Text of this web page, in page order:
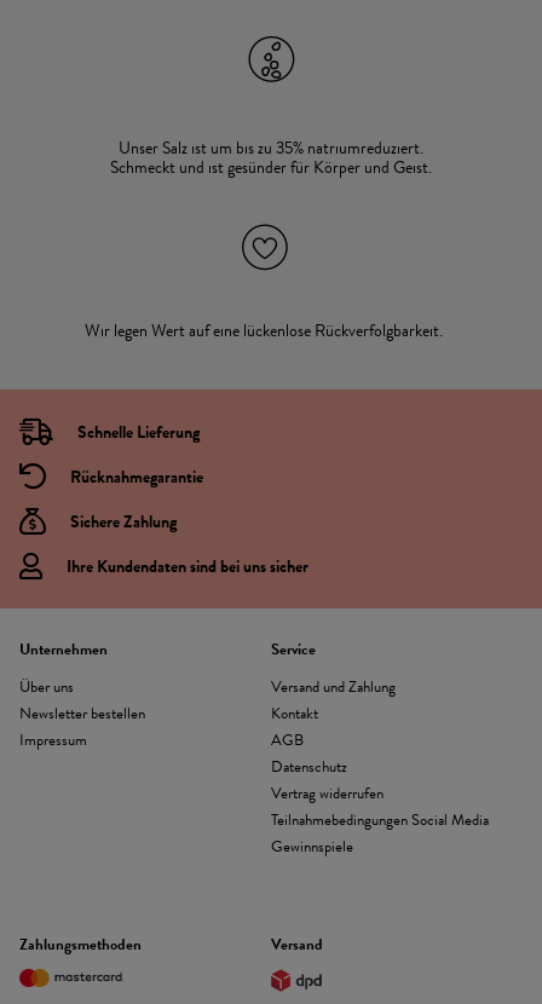
Unser Salz ist um bis zu 35% natriumreduziert.
Schmeckt und ist gesünder für Körper und Geist.
Wir legen Wert auf eine lückenlose Rückverfolgbarkeit.
Schnelle Lieferung
Rücknahmegarantie
Sichere Zahlung
Ihre Kundendaten sind bei uns sicher
Unternehmen
Über uns
Newsletter bestellen
Impressum
Service
Versand und Zahlung
Kontakt
AGB
Datenschutz
Vertrag widerrufen
Teilnahmebedingungen Social Media
Gewinnspiele
Zahlungsmethoden Versand